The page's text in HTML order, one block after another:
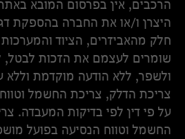
הרכבים, אין בפרסום המובא
היצרן ו/או את החברה בהספקת
חלק מהאביזרים, הציוד
שומרים לעצמם את הזכות לבטל,
ולשפר, ללא הודעה מוקדמת וללא
צריכת הדלק, צריכת החשמל
על פי דין לפי בדיקות המעבדה.
החשמל וטווח הנסיעה בפועל